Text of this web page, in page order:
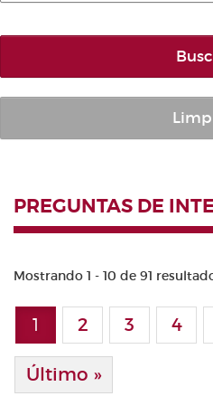
PREGUNTAS DE
Mostrando 1 - 10 de 91
Página actual
1 Page
2 Page
3 Page
4
Última Página
Último »